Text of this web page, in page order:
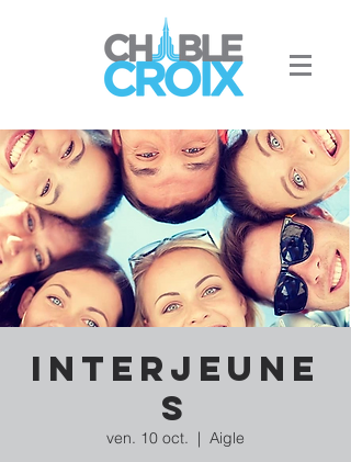
Interjeune
s
ven. 10 oct.
  |
Aigle